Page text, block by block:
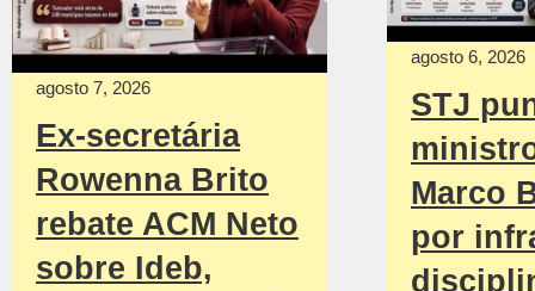
agosto 7, 2026
Ex-secretária
Rowenna Brito
rebate ACM Neto
sobre Ideb,
agosto 6, 2026
STJ
Marco
por